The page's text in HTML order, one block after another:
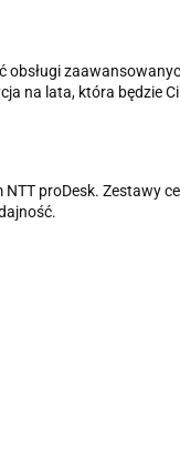
obsługi
na lata, która będzie Ci
proDesk. Zestawy